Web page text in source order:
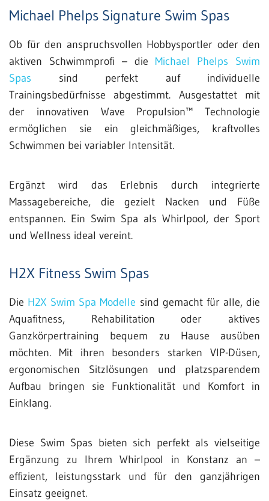
Michael Phelps Signature Swim Spas
Ob für den anspruchsvollen Hobbysportler oder den
aktiven Schwimmprofi – die Michael Phelps Swim
Spas sind perfekt auf individuelle
Trainingsbedürfnisse abgestimmt. Ausgestattet mit
der innovativen Wave Propulsion™ Technologie
ermöglichen sie ein gleichmäßiges, kraftvolles
Schwimmen bei variabler Intensität.
Ergänzt wird das Erlebnis durch integrierte
Massagebereiche, die gezielt Nacken und Füße
entspannen. Ein Swim Spa als Whirlpool, der Sport
und Wellness ideal vereint.
H2X Fitness Swim Spas
Die H2X Swim Spa Modelle sind gemacht für alle, die
Aquafitness, Rehabilitation oder aktives
Ganzkörpertraining bequem zu Hause ausüben
möchten. Mit ihren besonders starken VIP-Düsen,
ergonomischen Sitzlösungen und platzsparendem
Aufbau bringen sie Funktionalität und Komfort in
Einklang.
Diese Swim Spas bieten sich perfekt als vielseitige
Ergänzung zu Ihrem Whirlpool in Konstanz an –
effizient, leistungsstark und für den ganzjährigen
Einsatz geeignet.